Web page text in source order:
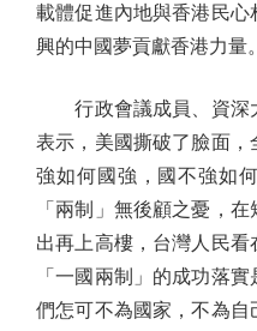
載體促進內地與香港民
興的中國夢貢獻香港力量。
行政會議成員、資深
表示，美國撕破了臉面
強如何國強，國不強如
「兩制」無後顧之憂，
出再上高樓，台灣人民看
「一國兩制」的成功落
們怎可不為國家，不為